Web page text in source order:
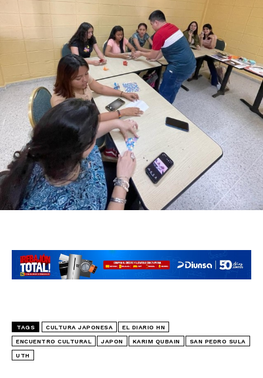
TAGS CULTURA JAPONESA EL DIARIO HN
ENCUENTRO CULTURAL JAPON KARIM QUBAIN SAN PEDRO SULA
UTH